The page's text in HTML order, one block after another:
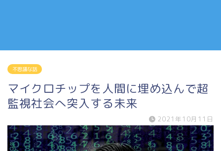
不思議な話
マイクロチップを人間に埋め込んで超
監視社会へ突入する未来
2021年10月11日